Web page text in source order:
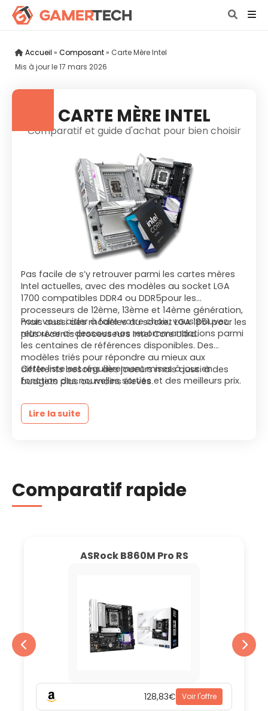
Accueil » Composant» Carte Mère Intel
Mis à jour le17 mars 2026
CARTE MÈRE INTEL
Comparatif et guide d'achat pour bien choisir
Pas facile de s’y retrouver parmi les cartes mères
Intel actuelles, avec des modèles au socket LGA
1700 compatibles DDR4 ou DDR5pour les
processeurs de 12ème, 13ème et 14ème génération,
mais aussi des modèles au socket LGA 1851 pour les
plus récents processeurs Intel Core Ultra.
Pour vous aider à faire votre choix, vous pouvez
retrouver ci-dessous nos recommandations parmi
les centaines de références disponibles. Des
modèles triés pour répondre au mieux aux
différents besoins des joueurs mais aussi à des
budgets plus ou moins élevés.
Cette liste est régulièrement mises à jour en
fonction des nouvelles sorties et des meilleurs prix.
Lire la suite
Comparatif rapide
ASRock B860M Pro RS
128,83€ Voir l'offre